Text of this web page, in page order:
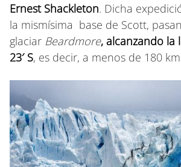
Ernest Shackleton. Dicha
la mismísima base de Scott,
glaciar Beardmore, alcanzando la
23′ S, es decir, a menos de 180